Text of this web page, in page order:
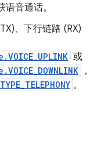
音通话。
、下行链路 (RX)
或
，
。